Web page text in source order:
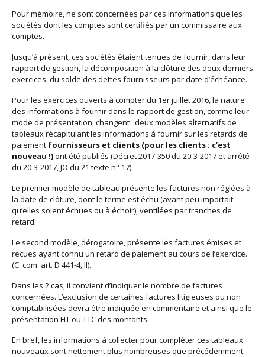
Pour mémoire, ne sont concernées par ces informations que les
sociétés dont les comptes sont certifiés par un commissaire aux
comptes.
Jusqu’à présent, ces sociétés étaient tenues de fournir, dans leur
rapport de gestion, la décomposition à la clôture des deux derniers
exercices, du solde des dettes fournisseurs par date d’échéance.
Pour les exercices ouverts à compter du 1er juillet 2016, la nature
des informations à fournir dans le rapport de gestion, comme leur
mode de présentation, changent : deux modèles alternatifs de
tableaux récapitulant les informations à fournir sur les retards de
paiement fournisseurs et clients (pour les clients : c’est
nouveau !)ont été publiés (Décret 2017-350 du 20-3-2017 et arrêté
du 20-3-2017, JO du 21 texte n° 17).
Le premier modèle de tableau présente les factures non réglées à
la date de clôture, dont le terme est échu (avant peu importait
qu’elles soient échues ou à échoir), ventilées par tranches de
retard.
Le second modèle, dérogatoire, présente les factures émises et
reçues ayant connu un retard de paiement au cours de l’exercice.
(C. com. art. D 441-4, II).
Dans les 2 cas, il convient d’indiquer le nombre de factures
concernées. L’exclusion de certaines factures litigieuses ou non
comptabilisées devra être indiquée en commentaire et ainsi que le
présentation HT ou TTC des montants.
En bref, les informations à collecter pour compléter ces tableaux
nouveaux sont nettement plus nombreuses que précédemment.